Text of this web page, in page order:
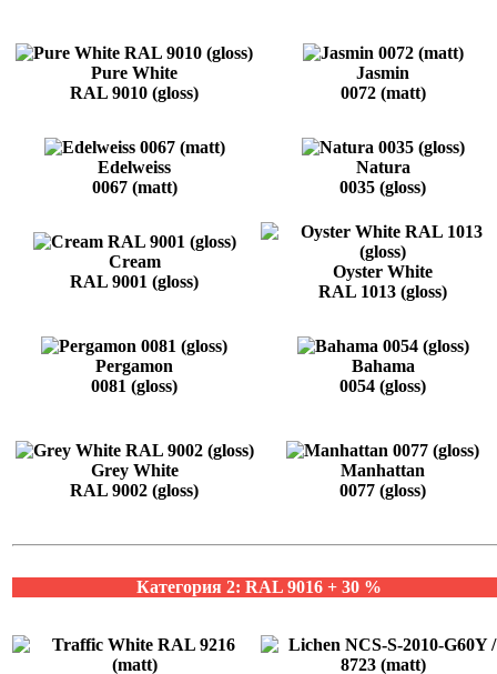
Pure White
RAL 9010 (gloss)
Jasmin
0072 (matt)
Edelweiss
0067 (matt)
Natura
0035 (gloss)
Cream
RAL 9001 (gloss)
Oyster White
RAL 1013 (gloss)
Pergamon
0081 (gloss)
Bahama
0054 (gloss)
Grey White
RAL 9002 (gloss)
Manhattan
0077 (gloss)
Категория 2: RAL 9016 + 30 %